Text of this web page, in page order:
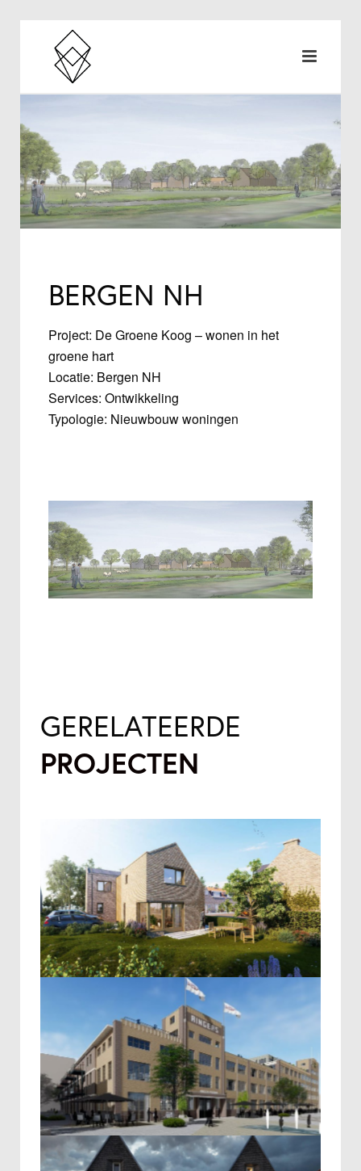
BERGEN NH
Project: De Groene Koog – wonen in het
groene hart
Locatie: Bergen NH
Services: Ontwikkeling
Typologie: Nieuwbouw woningen
GERELATEERDE
PROJECTEN
DE FRIESCHE BOCHT
RINGERSFABRIEK